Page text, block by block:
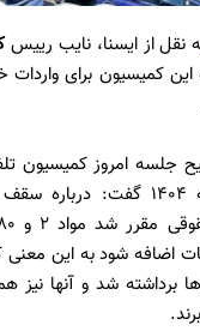
نقل از ایسنا، نایب رییس
این کمیسیون برای واردات
جلسه امروز کمیسیون
ارتجاعی لایحه بودجه ۱۴۰۴
شد مواد ۲ و ۱۸۰ قانون
اضافه شود به این
برداشته شد و آنها